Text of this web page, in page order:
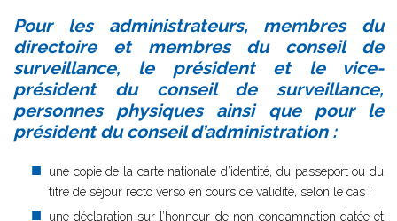
Pour les administrateurs, membres du
directoire et membres du conseil de
surveillance, le président et le vice-
président du conseil de surveillance,
personnes physiques ainsi que pour le
président du conseil d’administration :
une copie de la carte nationale d’identité, du passeport ou du
titre de séjour recto verso en cours de validité, selon le cas ;
unedéclaration sur l’honneur de non-condamnation datée et